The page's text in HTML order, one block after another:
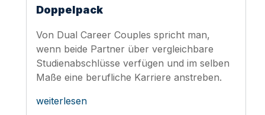
Doppelpack
Von Dual Career Couples spricht man,
wenn beide Partner über vergleichbare
Studienabschlüsse verfügen und im selben
Maße eine berufliche Karriere anstreben.
weiterlesen